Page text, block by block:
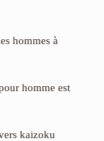
hommes à
homme est
kaizoku